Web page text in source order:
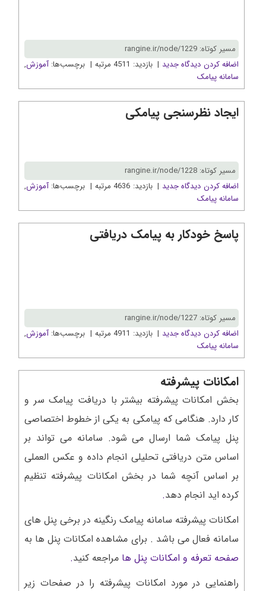
مسیر کوتاه: rangine.ir/node/1229
اضافه کردن دیدگاه جدید | بازدید: 4511 مرتبه | برچسب‌ها: آموزش,
سامانه پیامک
ایجاد نظرسنجی پیامکی
مسیر کوتاه: rangine.ir/node/1228
اضافه کردن دیدگاه جدید | بازدید: 4636 مرتبه | برچسب‌ها: آموزش,
سامانه پیامک
پاسخ خودکار به پیامک دریافتی
مسیر کوتاه: rangine.ir/node/1227
اضافه کردن دیدگاه جدید | بازدید: 4911 مرتبه | برچسب‌ها: آموزش,
سامانه پیامک
امکانات پیشرفته
بخش امکانات پیشرفته بیشتر با دریافت پیامک سر و
کار دارد. هنگامی که پیامکی به یکی از خطوط اختصاصی
پنل پیامک شما ارسال می شود. سامانه می تواند بر
اساس متن دریافتی تحلیلی انجام داده و عکس العملی
بر اساس آنچه شما در بخش امکانات پیشرفته تنظیم
کرده اید انجام دهد.
امکانات پیشرفته سامانه پیامک رنگینه در برخی پنل های
سامانه فعال می باشد . برای مشاهده امکانات پنل ها به
صفحه تعرفه و امکانات پنل ها مراجعه کنید.
راهنمایی در مورد امکانات پیشرفته را در صفحات زیر